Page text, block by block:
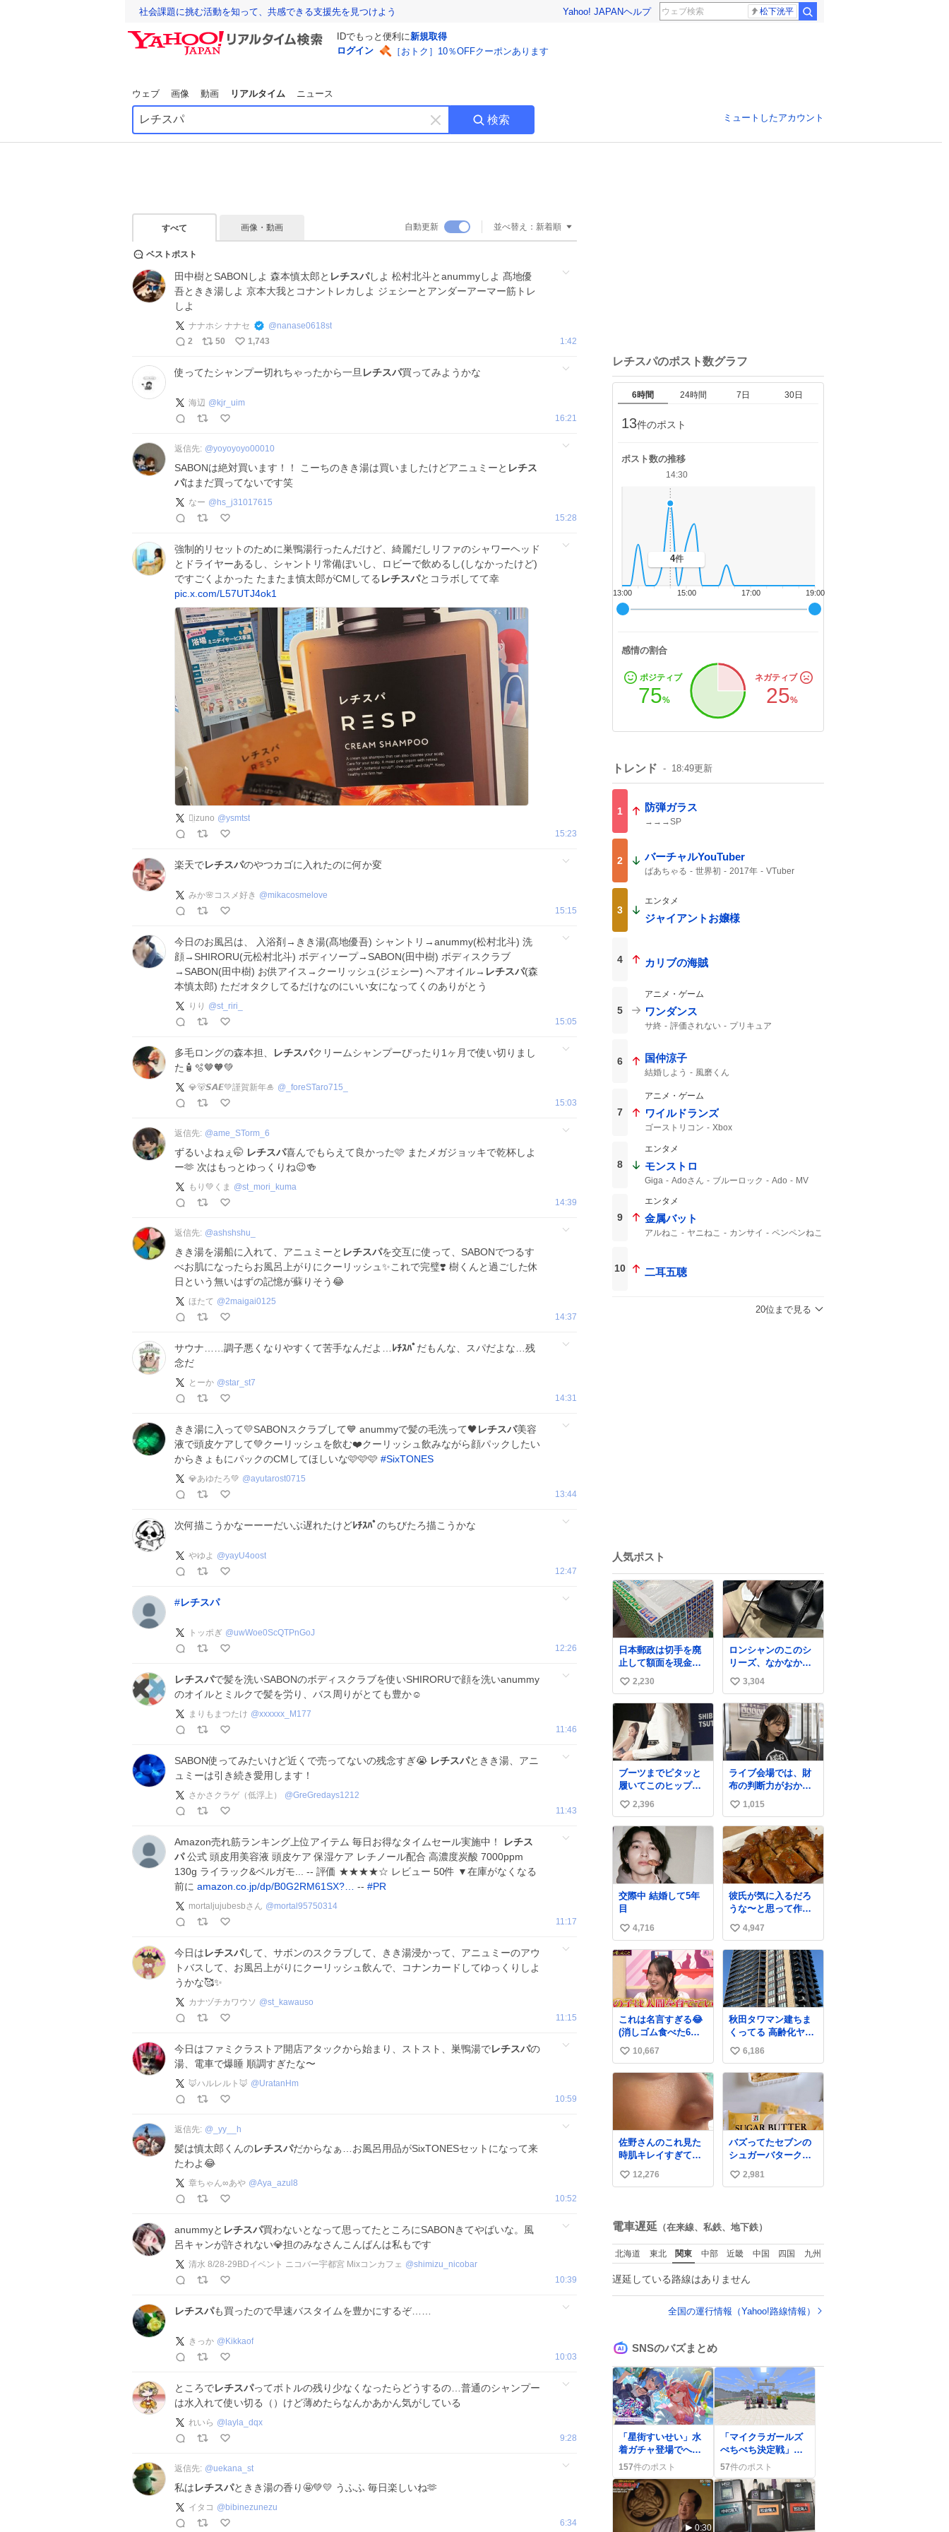
社会課題に挑む活動を知って、共感できる支援先を見つけよう Yahoo! JAPANヘルプ 松下洸平
IDでもっと便利に新規取得
ログイン
［おトク］10％OFFクーポンあります
ウェブ 画像 動画 リアルタイム ニュース
キ
ー
す
検索 ミュートしたアカウント
すべて 画像・動画 自動更新 並べ替え： 新着順
ベストポスト
田中樹とSABONしよ 森本慎太郎と レチスパしよ 松村北斗とanummyしよ 髙地優
吾ときき湯しよ 京本大我とコナントレカしよ ジェシーとアンダーアーマー筋トレ
しよ
ナナホシ ナナセ @nanase0618st
2
50 1,743 1:42
使ってたシャンプー切れちゃったから一旦 レチスパ買ってみようかな
海辺 @ kjr_uim
16:21
返信先: @yoyoyoyo00010
SABONは絶対買います！！ こーちのきき湯は買いましたけどアニュミーと レチス
パはまだ買ってないです笑
なー @ hs_j31017615
15:28
強制的リセットのために巣鴨湯行ったんだけど、綺麗だしリファのシャワーヘッド
とドライヤーあるし、シャントリ常備ぽいし、ロビーで飲めるし(しなかったけど)
ですごくよかった たまたま慎太郎がCMしてる レチスパとコラボしてて幸
pic.x.com/L57UTJ4ok1
ꪔ̤izuno @ysmtst
15:23
楽天でレチスパのやつカゴに入れたのに何か変
みか🌸コスメ好き @mikacosmelove
15:15
今日のお風呂は、 入浴剤→きき湯(髙地優吾) シャントリ→anummy(松村北斗) 洗
顔→SHIRORU(元松村北斗) ボディソープ→SABON(田中樹) ボディスクラブ
→SABON(田中樹) お供アイス→クーリッシュ(ジェシー) ヘアオイル→ レチスパ(森
本慎太郎) ただオタクしてるだけなのにいい女になってくのありがとう
りり @st_riri_
15:05
多毛ロングの森本担、 レチスパクリームシャンプーぴったり1ヶ月で使い切りまし
た🧴🫧🤎🧡💚
💎🐻𝙎𝘼𝙀💚謹賀新年🎍 @ _foreSTaro715_
15:03
返信先: @ame_STorm_6
ずるいよねぇ🤭 レチスパ喜んでもらえて良かった🩷 またメガジョッキで乾杯しよ
ー🫶 次はもっとゆっくりね😉🍻
もり💚くま @st_mori_kuma
14:39
返信先: @ashshshu_
きき湯を湯船に入れて、アニュミーと レチスパを交互に使って、SABONでつるす
べお肌になったらお風呂上がりにクーリッシュ✨これで完璧❣️ 樹くんと過ごした休
日という無いはずの記憶が蘇りそう😂
ほたて @2maigai0125
14:37
サウナ……調子悪くなりやすくて苦手なんだよ… ﾚﾁｽﾊﾟだもんな、スパだよな…残
念だ
とーか @star_st7
14:31
きき湯に入って💛SABONスクラブして💙 anummyで髪の毛洗って🖤レチスパ美容
液で頭皮ケアして💚クーリッシュを飲む❤️クーリッシュ飲みながら顔パックしたい
からきょもにパックのCMしてほしいな🩷🩷🩷 #SixTONES
💎あゆたろ💚 @ayutarost0715
13:44
次何描こうかなーーーだいぶ遅れたけどﾚﾁｽﾊﾟのちびたろ描こうかな
やゆよ @yayU4oost
12:47
#レチスパ
トッポぎ @uwWoe0ScQTPnGoJ
12:26
レチスパで髪を洗いSABONのボディスクラブを使いSHIRORUで顔を洗いanummy
のオイルとミルクで髪を労り、バス周りがとても豊か☺️
まりもまつたけ @xxxxxx_M177
11:46
SABON使ってみたいけど近くで売ってないの残念すぎ😭 レチスパときき湯、アニ
ュミーは引き続き愛用します！
さかさクラゲ（低浮上） @GreGredays1212
11:43
Amazon売れ筋ランキング上位アイテム 毎日お得なタイムセール実施中！
レチス
パ公式 頭皮用美容液 頭皮ケア 保湿ケア レチノール配合 高濃度炭酸 7000ppm
130g ライラック&ベルガモ... -- 評価 ★★★★☆ レビュー 50件 ▼在庫がなくなる
前に amazon.co.jp/dp/B0G2RM61SX?… -- #PR
mortaljujubesbさん @mortal95750314
11:17
今日はレチスパして、サボンのスクラブして、きき湯浸かって、アニュミーのアウ
トバスして、お風呂上がりにクーリッシュ飲んで、コナンカードしてゆっくりしよ
うかな🥰✨
カナヅチカワウソ @st_kawauso
11:15
今日はファミクラストア開店アタックから始まり、ストスト、巣鴨湯でレチスパの
湯、電車で爆睡 順調すぎたな〜
🦊ハルレルト🦊 @UratanHm
10:59
返信先: @ _yy__h
髪は慎太郎くんのレチスパだからなぁ…お風呂用品がSixTONESセットになって来
たわよ😂
章ちゃん∞あや @Aya_azul8
10:52
anummyと レチスパ買わないとなって思ってたところにSABONきてやばいな。風
呂キャンが許されない💎担のみなさんこんばんは私もです
清水 8/28-29BDイベント ニコバー宇都宮 Mixコンカフェ @shimizu_nicobar
10:39
レチスパも買ったので早速バスタイムを豊かにするぞ……
きっか @ Kikkaof
10:03
ところでレチスパってボトルの残り少なくなったらどうするの…普通のシャンプー
は水入れて使い切る（）けど薄めたらなんかあかん気がしている
れいら @ layla_dqx
9:28
返信先: @uekana_st
私はレチスパときき湯の香り🤩💚💛 うふふ 毎日楽しいね🫶
イタコ @ bibinezunezu
6:34
レチスパのポスト数グラフ
6時間 24時間 7日 30日
13件のポスト
ポスト数の推移
19:00
17:00
15:00
13:00
14:30
4件
感情の割合
ポジティブ
75%
ネガティブ
25%
トレンド 18:49更新
1 防弾ガラス
→→→SP
2 バーチャルYouTuber
ばあちゃる 世界初 2017年
VTuber
3
エンタメ
ジャイアントお嬢様
4 カリブの海賊
5
アニメ・ゲーム
ワンダンス
サ終 評価されない プリキュア
6 国仲涼子
結婚しよう 風磨くん
7
アニメ・ゲーム
ワイルドランズ
ゴーストリコン Xbox
8
エンタメ
モンストロ
Giga Adoさん ブルーロック Ado MV
9
エンタメ
金属バット
アルねこ ヤニねこ カンサイ
ペンペンねこ
10 二耳五聴
20位まで見る
人気ポスト
日本郵政は切手を廃
止して額面を現金で
払い戻せ2026 #日本
郵政
@JapanPostHD_PR
い
い
ね
数
2,230
ロンシャンのこのシ
リーズ、なかなか安
くならないのにセー
ル価格になってる🖤
✨レザーなのが反則
級にかわいい。持っ
てるだけでコーデが
格上げされる。
い
い
ね
数
3,304
ブーツまでピタッと
履いてこのヒップラ
イン…強すぎる。
い
い
ね
数
2,396
ライブ会場では、財
布の判断力がおかし
くなる。
い
い
ね
数
1,015
交際中 結婚して5年
目
い
い
ね
数
4,716
彼氏が気に入るだろ
うな〜と思って作っ
たら想像の何倍も美
味しい美味しい言っ
てくれて嬉しい
い
い
ね
数
4,947
これは名言すぎる😂
(消しゴム食べた6歳
の弟を思い出しなが
ら)
い
い
10,667
秋田タワマン建ちま
くってる 高齢化ヤバ
すぎて駅前にコンパ
クトシティつくって
高齢者を住ませる考
えらしい 病院も全部
い
い
ね
6,186
佐野さんのこれ見た
時肌キレイすぎてび
っくりしたし、やは
りアイドルって体型･
い
数
12,276
バズってたセブンの
シュガーバタークレ
ープうますぎて
7NOWで買い溜め🛒
い
数
2,981
電車遅延 （在来線、私鉄、地下鉄）
北海道 東北 関東 中部 近畿 中国 四国 九州
遅延している路線はありません
全国の運行情報（Yahoo!路線情報）
SNSのバズまとめ
「星街すいせい」水
着ガチャ登場でへそ
出しが話題に、ファ
ン熱狂「すいちゃん
ビジュ神すぎませ
ん？」
157件のポスト
「マイクラガールズ
ぺちぺち決定戦」配
信終了、ビーストテ
イマー達成に感謝の
声
57件のポスト
0:30